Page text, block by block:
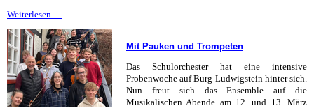
Weiterlesen …
auf
den
Gletscher
Mit Pauken und Trompeten
Das Schulorchester hat eine intensive
Probenwoche auf Burg Ludwigstein hinter sich.
Nun freut sich das Ensemble auf die
Musikalischen Abende am 12. und 13. März